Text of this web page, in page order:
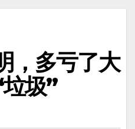
，多亏了大
圾”